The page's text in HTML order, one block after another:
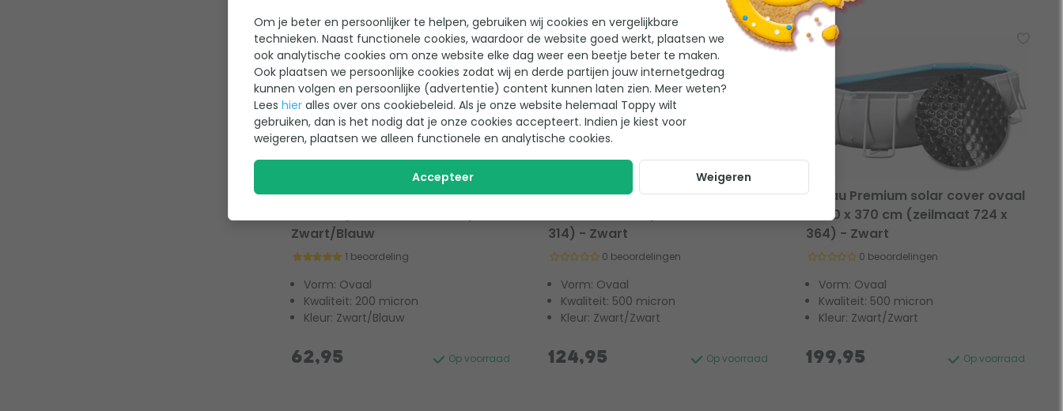
W'eau solar cover ovaal - 518 x
Zwart/Blauw
1 beoordeling
Vorm: Ovaal
Kwaliteit: 200 micron
Kleur: Zwart/Blauw
Op voorraad
62,95
W'eau Premium solar cover ovaal
314) - Zwart
0 beoordelingen
Vorm: Ovaal
Kwaliteit: 500 micron
Kleur: Zwart/Zwart
Op voorraad
124,95
W'eau Premium solar cover ovaal
- 730 x 370 cm (zeilmaat 724 x
364) - Zwart
0 beoordelingen
Vorm: Ovaal
Kwaliteit: 500 micron
Kleur: Zwart/Zwart
Op voorraad
199,95
Om je beter en persoonlijker te helpen, gebruiken wij cookies en vergelijkbare
technieken. Naast functionele cookies, waardoor de website goed werkt, plaatsen we
ook analytische cookies om onze website elke dag weer een beetje beter te maken.
Ook plaatsen we persoonlijke cookies zodat wij en derde partijen jouw internetgedrag
kunnen volgen en persoonlijke (advertentie) content kunnen laten zien. Meer weten?
Lees hier alles over ons cookiebeleid. Als je onze website helemaal Toppy wilt
gebruiken, dan is het nodig dat je onze cookies accepteert. Indien je kiest voor
weigeren, plaatsen we alleen functionele en analytische cookies.
Accepteer Weigeren